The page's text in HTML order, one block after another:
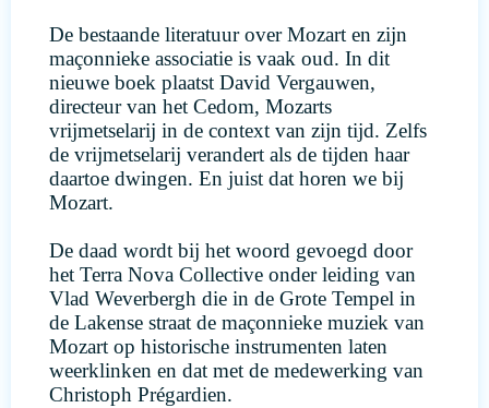
De bestaande literatuur over Mozart en zijn
maçonnieke associatie is vaak oud. In dit
nieuwe boek plaatst David Vergauwen,
directeur van het Cedom, Mozarts
vrijmetselarij in de context van zijn tijd. Zelfs
de vrijmetselarij verandert als de tijden haar
daartoe dwingen. En juist dat horen we bij
Mozart.
De daad wordt bij het woord gevoegd door
het Terra Nova Collective onder leiding van
Vlad Weverbergh die in de Grote Tempel in
de Lakense straat de maçonnieke muziek van
Mozart op historische instrumenten laten
weerklinken en dat met de medewerking van
Christoph Prégardien.